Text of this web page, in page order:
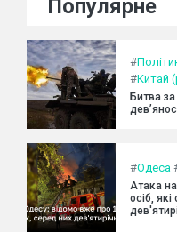
Популярне
#
#Китай
Битва
#Одеса
Атака
осіб,